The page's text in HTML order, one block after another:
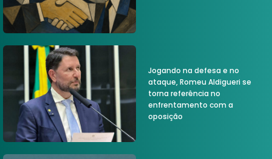
Jogando na defesa e no
ataque, Romeu Aldigueri se
torna referência no
enfrentamento com a
oposição